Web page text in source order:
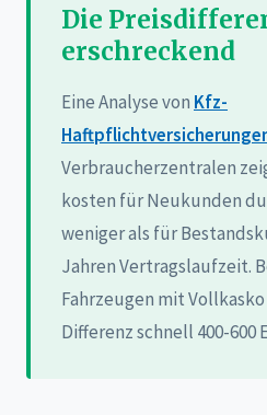
Die
erschreckend
Eine Analyse von Kfz-
Verbraucherzentralen
kosten für Neukunden
weniger als für
Jahren Vertragslaufzeit.
Fahrzeugen mit
Differenz schnell 400-600